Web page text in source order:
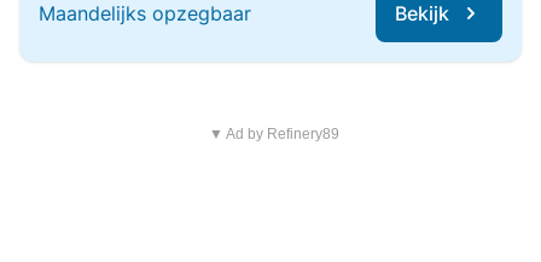
Maandelijks opzegbaar Bekijk
▼ Ad by Refinery89